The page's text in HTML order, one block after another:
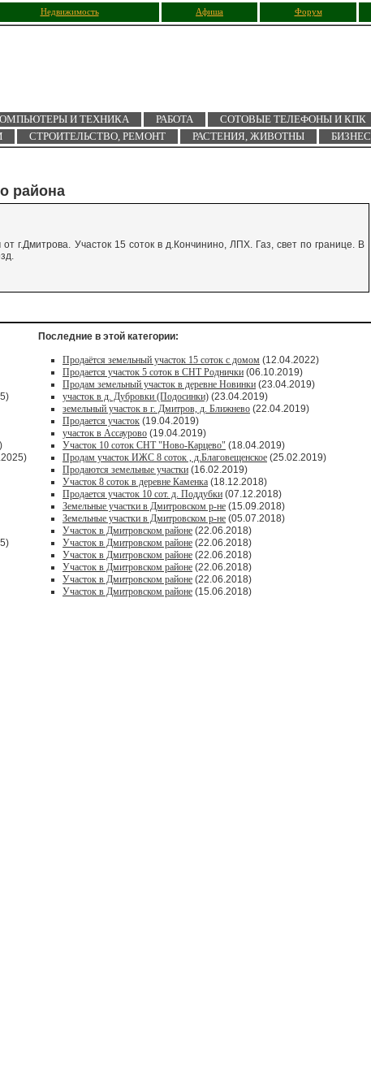
Недвижимость Афиша Форум
И ТЕХНИКА РАБОТА СОТОВЫЕ ТЕЛЕФОНЫ И КПК
СТРОИТЕЛЬСТВО, РЕМОНТ РАСТЕНИЯ, ЖИВОТНЫ БИЗНЕС
района
г.Дмитрова. Участок 15 соток в д.Кончинино, ЛПХ. Газ, свет по границе. В
Последние в этой категории:
Продаётся земельный участок 15 соток с домом (12.04.2022)
Продается участок 5 соток в СНТ Роднички (06.10.2019)
Продам земельный участок в деревне Новинки (23.04.2019)
участок в д. Дубровки (Подосинки) (23.04.2019)
земельный участок в г. Дмитров, д. Ближнево (22.04.2019)
Продается участок (19.04.2019)
участок в Ассаурово (19.04.2019)
Участок 10 соток СНТ "Ново-Карцево" (18.04.2019)
Продам участок ИЖС 8 соток , д.Благовещенское (25.02.2019)
Продаются земельные участки (16.02.2019)
Участок 8 соток в деревне Каменка (18.12.2018)
Продается участок 10 сот. д. Поддубки (07.12.2018)
Земельные участки в Дмитровском р-не (15.09.2018)
Земельные участки в Дмитровском р-не (05.07.2018)
Участок в Дмитровском районе (22.06.2018)
Участок в Дмитровском районе (22.06.2018)
Участок в Дмитровском районе (22.06.2018)
Участок в Дмитровском районе (22.06.2018)
Участок в Дмитровском районе (22.06.2018)
Участок в Дмитровском районе (15.06.2018)